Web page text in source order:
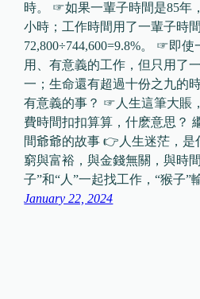
時。 ☞如果一輩子時間是85年
小時；工作時間用了一輩子時
72,800÷744,600=9.8%。 ☞即
用、有意義的工作，但只用了
一；生命還有超過十份之九的
有意義的事？ ☞人生這筆大賬
費時間扣扣算算，什麽意思？
間爺爺的故事 👉人生迷茫，
窮與富裕，與金錢無關，與時
子”和“人”一起找工作，“猴子”
January 22, 2024